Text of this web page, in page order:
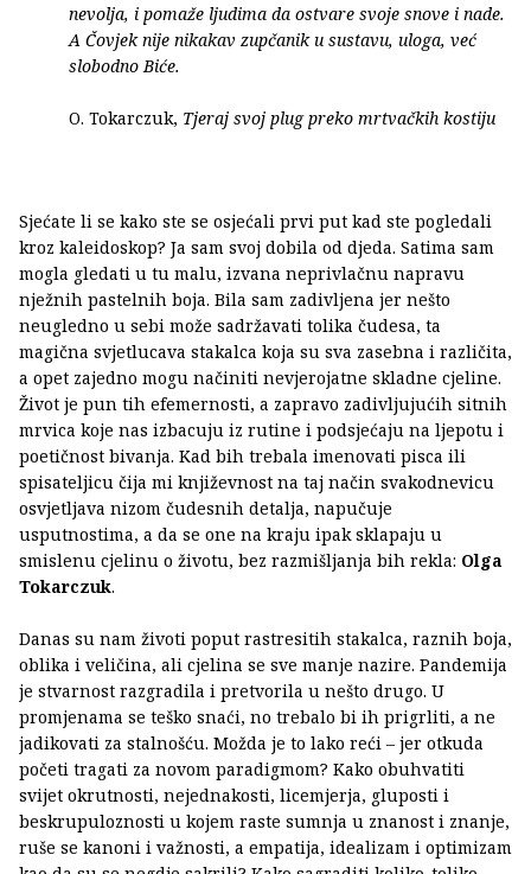
nevolja, i pomaže ljudima da ostvare svoje snove i nade.
A Čovjek nije nikakav zupčanik u sustavu, uloga, već
slobodno Biće.
O. Tokarczuk, Tjeraj svoj plug preko mrtvačkih kostiju
Sjećate li se kako ste se osjećali prvi put kad ste pogledali
kroz kaleidoskop? Ja sam svoj dobila od djeda. Satima sam
mogla gledati u tu malu, izvana neprivlačnu napravu
nježnih pastelnih boja. Bila sam zadivljena jer nešto
neugledno u sebi može sadržavati tolika čudesa, ta
magična svjetlucava stakalca koja su sva zasebna i različita,
a opet zajedno mogu načiniti nevjerojatne skladne cjeline.
Život je pun tih efemernosti, a zapravo zadivljujućih sitnih
mrvica koje nas izbacuju iz rutine i podsjećaju na ljepotu i
poetičnost bivanja. Kad bih trebala imenovati pisca ili
spisateljicu čija mi književnost na taj način svakodnevicu
osvjetljava nizom čudesnih detalja, napučuje
usputnostima, a da se one na kraju ipak sklapaju u
smislenu cjelinu o životu, bez razmišljanja bih rekla: Olga
Tokarczuk.
Danas su nam životi poput rastresitih stakalca, raznih boja,
oblika i veličina, ali cjelina se sve manje nazire. Pandemija
je stvarnost razgradila i pretvorila u nešto drugo. U
promjenama se teško snaći, no trebalo bi ih prigrliti, a ne
jadikovati za stalnošću. Možda je to lako reći – jer otkuda
početi tragati za novom paradigmom? Kako obuhvatiti
svijet okrutnosti, nejednakosti, licemjerja, gluposti i
beskrupuloznosti u kojem raste sumnja u znanost i znanje,
ruše se kanoni i važnosti, a empatija, idealizam i optimizam